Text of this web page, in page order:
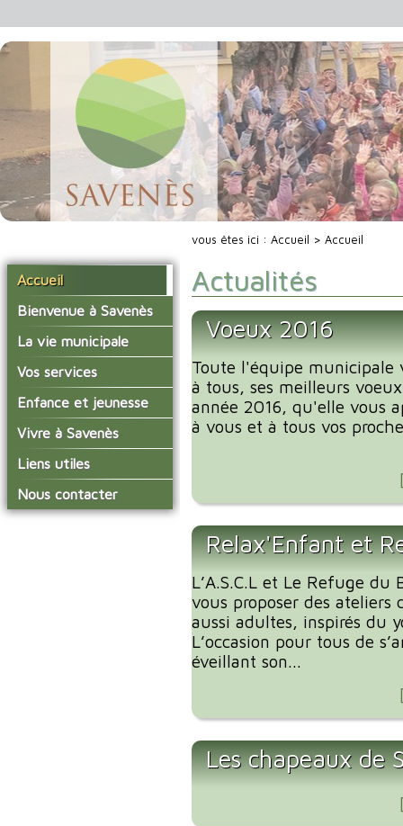
Accueil
Bienvenue à Savenès
Situer Savenès
Savenès en chiffre
L'histoire du village
Actualités de Savenès
sur ladepeche.fr
La vie municipale
Vos élus
Les compte-rendus du
conseil municipal
Les commissions
Les diverses
délégations/syndicats
L'urbanisme
Vos services
La mairie
Le service technique
Les services de l'école
Les installations
municipales
La collecte des ordures
Enfance et jeunesse
L'école primaire
La garderie et la cantine
Le temps périscolaire
La petite enfance
Vivre à Savenès
Agenda Salle des Fetes
Liens utiles
Communauté de
Communes Grand Sud
Tarn et Garonne
Nous contacter
vous êtes ici : Accueil > Accueil
Actualités
Voeux 2016
Toute l'équipe municipale
à tous, ses meilleurs
année 2016, qu'elle vous
à vous et à tous vos
Relax'Enfant et
L’A.S.C.L et Le Refuge
vous proposer des
aussi adultes, inspirés du
L’occasion pour tous de
éveillant son...
Les chapeaux de